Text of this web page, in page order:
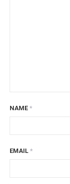
NAME *
EMAIL *